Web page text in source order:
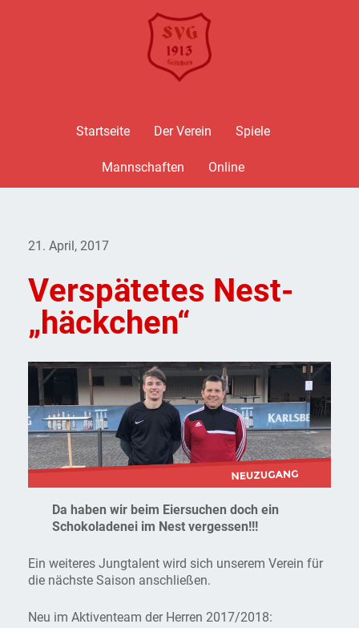
Startseite Der Verein Spiele
Mannschaften Online
21. April, 2017
Verspätetes Nest-
„häckchen“
Da haben wir beim Eiersuchen doch ein
Schokoladenei im Nest vergessen!!!
Ein weiteres Jungtalent wird sich unserem Verein für
die nächste Saison anschließen.
Neu im Aktiventeam der Herren 2017/2018: